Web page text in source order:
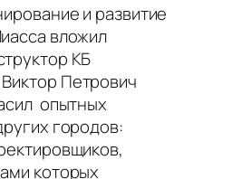
и развитие
вложил
КБ
Петрович
опытных
городов:
которых